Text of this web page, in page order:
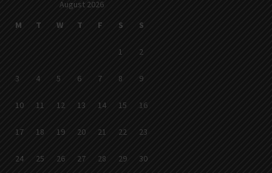
August 2026
M
T W T F S S
1 2
3 4 5 6 7 8 9
10 11 12 13 14 15 16
17 18 19 20 21 22 23
24 25 26 27 28 29 30